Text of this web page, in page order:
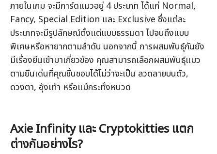
ภายในเกม จะมีการ์ดแมวอยู่ 4 ประเภท ได้แก่ Normal,
Fancy, Special Edition และ Exclusive ซึ่งแต่ละ
ประเภทจะมีรูปลักษณ์ตั้งแต่แบบธรรมดา ไปจนถึงแบบ
พิเศษหรือหายากตามลำดับ นอกจากนี้ การผสมพันธุ์กันยัง
มีเรื่องยีนเข้ามาเกี่ยวข้อง คุณสามารถเลือกผสมพันธุ์แมว
ตามยีนเด่นที่คุณชื่นชอบได้ไม่ว่าจะเป็น ลวดลายบนตัว,
ดวงตา, อุ้งเท้า หรือแม้กระทั่งหนวด
Axie Infinity และ Cryptokitties แตก
ต่างกันอย่างไร?